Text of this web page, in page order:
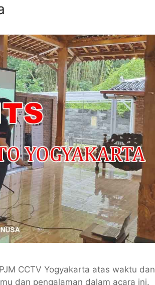
CCTV Yogyakarta atas waktu dan
dan pengalaman dalam acara ini.